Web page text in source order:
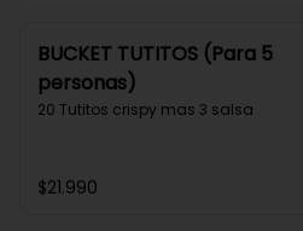
BUCKET TUTITOS (Para 5
personas)
20 Tutitos crispy mas 3 salsa
$21.990